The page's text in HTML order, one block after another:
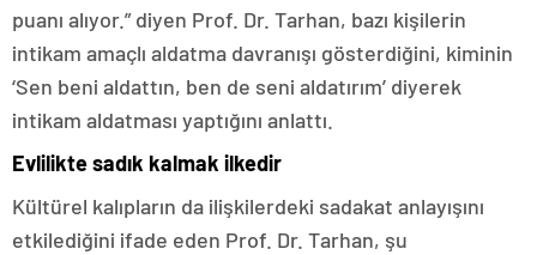
puanı alıyor.” diyen Prof. Dr. Tarhan, bazı kişilerin
intikam amaçlı aldatma davranışı gösterdiğini, kiminin
‘Sen beni aldattın, ben de seni aldatırım’ diyerek
intikam aldatması yaptığını anlattı.
Evlilikte sadık kalmak ilkedir
Kültürel kalıpların da ilişkilerdeki sadakat anlayışını
etkilediğini ifade eden Prof. Dr. Tarhan, şu